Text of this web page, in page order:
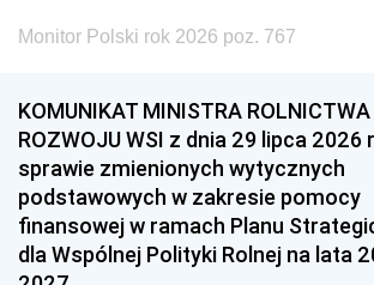
Monitor Polski rok 2026 poz. 767
KOMUNIKAT MINISTRA ROLNICTWA
ROZWOJU WSI z dnia 29 lipca 2026
sprawie zmienionych wytycznych
podstawowych w zakresie pomocy
finansowej w ramach Planu
dla Wspólnej Polityki Rolnej na lata